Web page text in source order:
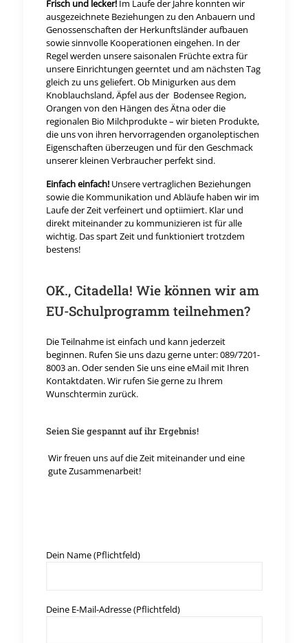
Frisch und lecker! Im Laufe der Jahre konnten wir
ausgezeichnete Beziehungen zu den Anbauern und
Genossenschaften der Herkunftsländer aufbauen
sowie sinnvolle Kooperationen eingehen. In der
Regel werden unsere saisonalen Früchte extra für
unsere Einrichtungen geerntet und am nächsten Tag
gleich zu uns geliefert. Ob Minigurken aus dem
Knoblauchsland, Äpfel aus der Bodensee Region,
Orangen von den Hängen des Ätna oder die
regionalen Bio Milchprodukte – wir bieten Produkte,
die uns von ihren hervorragenden organoleptischen
Eigenschaften überzeugen und für den Geschmack
unserer kleinen Verbraucher perfekt sind.
Einfach einfach!Unsere vertraglichen Beziehungen
sowie die Kommunikation und Abläufe haben wir im
Laufe der Zeit verfeinert und optiimiert. Klar und
direkt miteinander zu kommunizieren ist für alle
wichtig. Das spart Zeit und funktioniert trotzdem
bestens!
OK., Citadella! Wie können wir am
EU-Schulprogramm teilnehmen?
Die Teilnahme ist einfach und kann jederzeit
beginnen. Rufen Sie uns dazu gerne unter: 089/7201-
8003 an. Oder senden Sie uns eine eMail mit Ihren
Kontaktdaten. Wir rufen Sie gerne zu Ihrem
Wunschtermin zurück.
Seien Sie gespannt auf ihr Ergebnis!
Wir freuen uns auf die Zeit miteinander und eine
gute Zusammenarbeit!
Bitte lasse dieses Feld leer.
Dein Name (Pflichtfeld)
Deine E-Mail-Adresse (Pflichtfeld)